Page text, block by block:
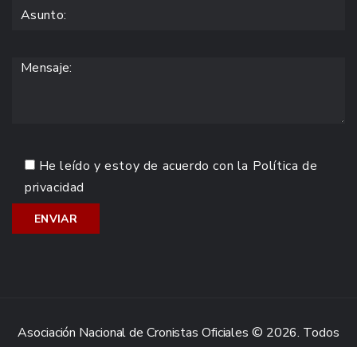
He leído y estoy de acuerdo con la Política de
privacidad
Asociación Nacional de Cronistas Oficiales © 2026. Todos